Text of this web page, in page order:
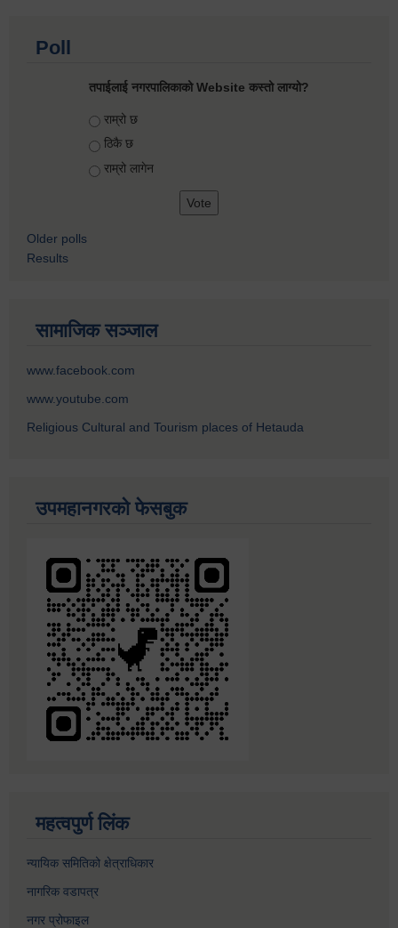
Poll
तपाईलाई नगरपालिकाको Website कस्तो लाग्यो?
Choices
राम्रो छ
ठिकै छ
राम्रो लागेन
Older polls
Results
सामाजिक सञ्जाल
www.facebook.com
www.youtube.com
Religious Cultural and Tourism places of Hetauda
उपमहानगरको फेसबुक
महत्वपुर्ण लिंक
न्यायिक समितिको क्षेत्राधिकार
नागरिक वडापत्र
नगर प्रोफाइल